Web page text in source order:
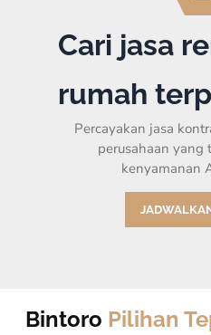
Cari jasa
rumah
Percayakan jasa
perusahaan yang
kenyamanan
Bintoro Pilihan